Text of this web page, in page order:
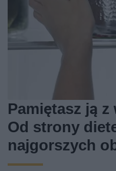
Pamiętasz ją
Od strony
najgorszych